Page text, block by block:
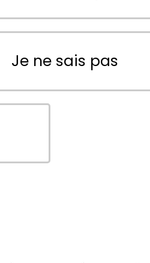
Je ne sais pas